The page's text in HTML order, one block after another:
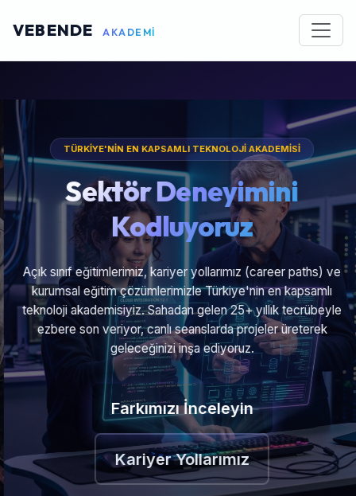
VEBENDE AKADEMİ
TÜRKİYE'NİN EN KAPSAMLI TEKNOLOJİ AKADEMİSİ
Sektör Deneyimini
Kodluyoruz
Açık sınıf eğitimlerimiz, kariyer yollarımız (career paths) ve
kurumsal eğitim çözümlerimizle Türkiye'nin en kapsamlı
teknoloji akademisiyiz. Sahadan gelen 25+ yıllık tecrübeyle
ezbere son veriyor, canlı seanslarda projeler üreterek
geleceğinizi inşa ediyoruz.
Farkımızı İnceleyin
Kariyer Yollarımız